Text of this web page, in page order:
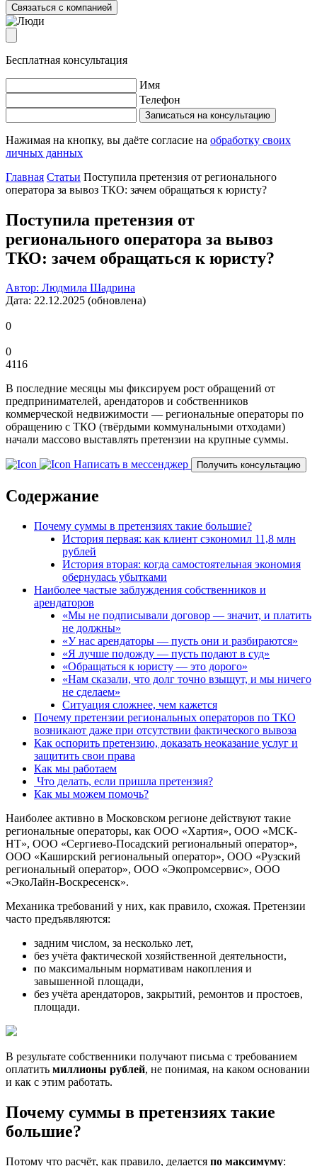
Связаться с компанией
Бесплатная консультация
Имя
Телефон
Записаться на консультацию
Нажимая на кнопку, вы даёте согласие на обработку своих
личных данных
Главная Статьи Поступила претензия от регионального
оператора за вывоз ТКО: зачем обращаться к юристу?
Поступила претензия от
регионального оператора за вывоз
ТКО: зачем обращаться к юристу?
Автор: Людмила Шадрина
Дата: 22.12.2025 (обновлена)
0
0
4116
В последние месяцы мы фиксируем рост обращений от
предпринимателей, арендаторов и собственников
коммерческой недвижимости — региональные операторы по
обращению с ТКО (твёрдыми коммунальными отходами)
начали массово выставлять претензии на крупные суммы.
Написать в мессенджер Получить консультацию
Содержание
Почему суммы в претензиях такие большие?
История первая: как клиент сэкономил 11,8 млн
рублей
История вторая: когда самостоятельная экономия
обернулась убытками
Наиболее частые заблуждения собственников и
арендаторов
«Мы не подписывали договор — значит, и платить
не должны»
«У нас арендаторы — пусть они и разбираются»
«Я лучше подожду — пусть подают в суд»
«Обращаться к юристу — это дорого»
«Нам сказали, что долг точно взыщут, и мы ничего
не сделаем»
Ситуация сложнее, чем кажется
Почему претензии региональных операторов по ТКО
возникают даже при отсутствии фактического вывоза
Как оспорить претензию, доказать неоказание услуг и
защитить свои права
Как мы работаем
Что делать, если пришла претензия?
Как мы можем помочь?
Наиболее активно в Московском регионе действуют такие
региональные операторы, как ООО «Хартия», ООО «МСК-
НТ», ООО «Сергиево-Посадский региональный оператор»,
ООО «Каширский региональный оператор», ООО «Рузский
региональный оператор», ООО «Экопромсервис», ООО
«ЭкоЛайн-Воскресенск».
Механика требований у них, как правило, схожая. Претензии
часто предъявляются:
задним числом, за несколько лет,
без учёта фактической хозяйственной деятельности,
по максимальным нормативам накопления и
завышенной площади,
без учёта арендаторов, закрытий, ремонтов и простоев,
площади.
В результате собственники получают письма с требованием
оплатить миллионы рублей, не понимая, на каком основании
и как с этим работать.
Почему суммы в претензиях такие
большие?
Потому что расчёт, как правило, делается по максимуму: